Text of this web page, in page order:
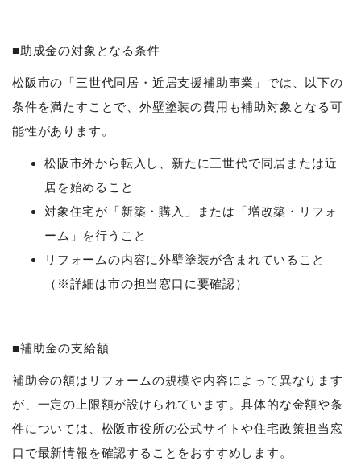
■助成金の対象となる条件
松阪市の「三世代同居・近居支援補助事業」では、以下の
条件を満たすことで、外壁塗装の費用も補助対象となる可
能性があります。
松阪市外から転入し、新たに三世代で同居または近
居を始めること
対象住宅が「新築・購入」または「増改築・リフォ
ーム」を行うこと
リフォームの内容に外壁塗装が含まれていること
（※詳細は市の担当窓口に要確認）
■補助金の支給額
補助金の額はリフォームの規模や内容によって異なります
が、一定の上限額が設けられています。具体的な金額や条
件については、松阪市役所の公式サイトや住宅政策担当窓
口で最新情報を確認することをおすすめします。